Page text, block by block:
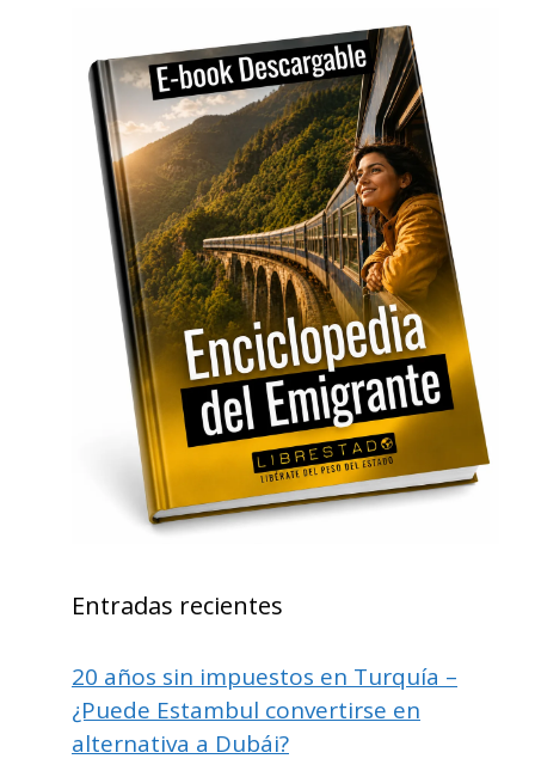
Entradas recientes
20 años sin impuestos en Turquía –
¿Puede Estambul convertirse en
alternativa a Dubái?